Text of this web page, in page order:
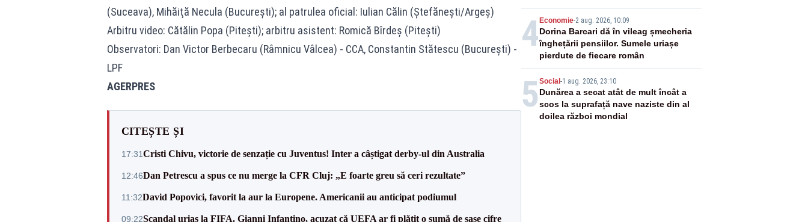
(Suceava), Mihăiţă Necula (Bucureşti); al patrulea oficial: Iulian Călin (Ştefăneşti/Argeş)
Arbitru video: Cătălin Popa (Piteşti); arbitru asistent: Romică Bîrdeş (Piteşti)
Observatori: Dan Victor Berbecaru (Râmnicu Vâlcea) - CCA, Constantin Stătescu (Bucureşti) -
LPF
AGERPRES
CITEȘTE ȘI
17:31Cristi Chivu, victorie de senzație cu Juventus! Inter a câștigat derby-ul din Australia
12:46Dan Petrescu a spus ce nu merge la CFR Cluj: „E foarte greu să ceri rezultate”
11:32David Popovici, favorit la aur la Europene. Americanii au anticipat podiumul
09:22Scandal uriaș la FIFA. Gianni Infantino, acuzat că UEFA ar fi plătit o sumă de șase cifre
apa fluviului - IMAGINI AERIENE
4 Economie-2 aug. 2026, 10:09
Dorina Barcari dă în vileag șmecheria
înghețării pensiilor. Sumele uriașe
pierdute de fiecare român
5 Social -1 aug. 2026, 23:10
Dunărea a secat atât de mult încât a
scos la suprafață nave naziste din al
doilea război mondial